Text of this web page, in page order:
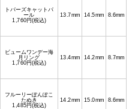
トパーズキャットパ
ール
1,760円(税込)
13.7mm 14.5mm 8.6mm
ビュームワンデー海
月リング
1,760円(税込)
13.4mm 14.2mm 8.7mm
フルーリーぽんぽこ
たぬき
1,485円(税込)
14.2mm 15.0mm 8.6mm